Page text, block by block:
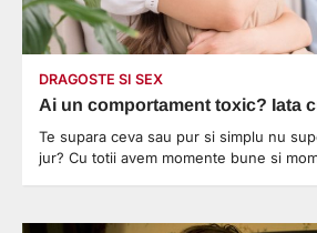
DRAGOSTE SI SEX
Ai un comportament toxic? Iata
Te supara ceva sau pur si simplu nu
jur? Cu totii avem momente bune si